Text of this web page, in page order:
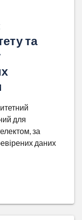
та
для
за
даних